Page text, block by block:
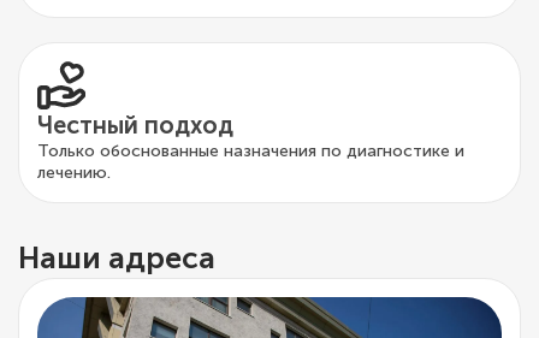
Честный подход
Только обоснованные назначения по диагностике и
лечению.
Наши адреса